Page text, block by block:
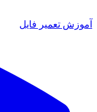
آموزش تعمیر فایل